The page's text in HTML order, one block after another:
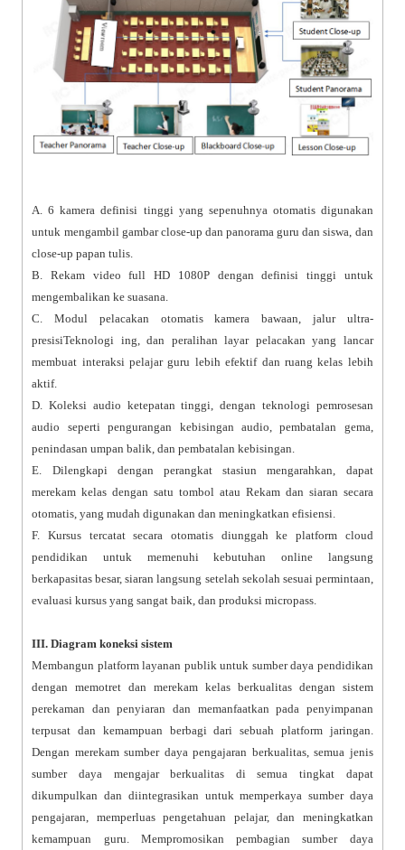
A. 6 kamera definisi tinggi yang sepenuhnya otomatis digunakan
untuk mengambil gambar close-up dan panorama guru dan siswa, dan
close-up papan tulis.
B. Rekam video full HD 1080P dengan definisi tinggi untuk
mengembalikan ke suasana.
C. Modul pelacakan otomatis kamera bawaan, jalur ultra-
presisiTeknologi ing, dan peralihan layar pelacakan yang lancar
membuat interaksi pelajar guru lebih efektif dan ruang kelas lebih
aktif.
D. Koleksi audio ketepatan tinggi, dengan teknologi pemrosesan
audio seperti pengurangan kebisingan audio, pembatalan gema,
penindasan umpan balik, dan pembatalan kebisingan.
E. Dilengkapi dengan perangkat stasiun mengarahkan, dapat
merekam kelas dengan satu tombol atau Rekam dan siaran secara
otomatis, yang mudah digunakan dan meningkatkan efisiensi.
F. Kursus tercatat secara otomatis diunggah ke platform cloud
pendidikan untuk memenuhi kebutuhan online langsung
berkapasitas besar, siaran langsung setelah sekolah sesuai permintaan,
evaluasi kursus yang sangat baik, dan produksi micropass.
III. Diagram koneksi sistem
Membangun platform layanan publik untuk sumber daya pendidikan
dengan memotret dan merekam kelas berkualitas dengan sistem
perekaman dan penyiaran dan memanfaatkan pada penyimpanan
terpusat dan kemampuan berbagi dari sebuah platform jaringan.
Dengan merekam sumber daya pengajaran berkualitas, semua jenis
sumber daya mengajar berkualitas di semua tingkat dapat
dikumpulkan dan diintegrasikan untuk memperkaya sumber daya
pengajaran, memperluas pengetahuan pelajar, dan meningkatkan
kemampuan guru. Mempromosikan pembagian sumber daya